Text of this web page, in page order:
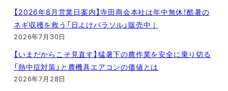
【2026年8月営業日案内】寺田商会本社は年中無休！酷暑の
ネギ収穫を救う「日よけパラソル」販売中｜
2026年7月30日
【いまだからこそ見直す】猛暑下の農作業を安全に乗り切る
「熱中症対策」と農機具エアコンの価値とは
2026年7月28日